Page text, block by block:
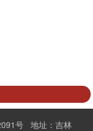
号 地址：吉林